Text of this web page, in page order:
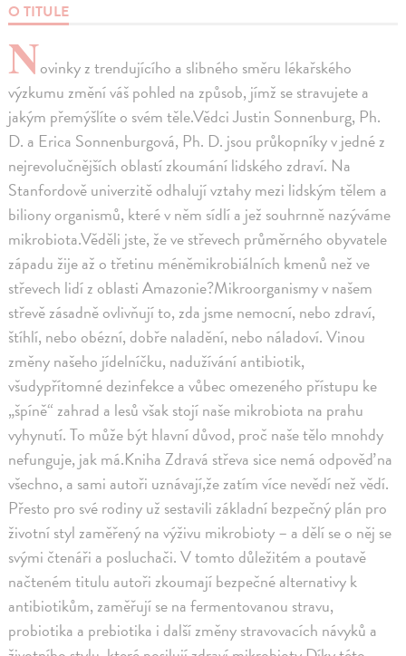
O TITULE
Novinky z trendujícího a slibného směru lékařského
výzkumu změní váš pohled na způsob, jímž se stravujete a
jakým přemýšlíte o svém těle.Vědci Justin Sonnenburg, Ph.
D. a Erica Sonnenburgová, Ph. D. jsou průkopníky v jedné z
nejrevolučnějších oblastí zkoumání lidského zdraví. Na
Stanfordově univerzitě odhalují vztahy mezi lidským tělem a
biliony organismů, které v něm sídlí a jež souhrnně nazýváme
mikrobiota.Věděli jste, že ve střevech průměrného obyvatele
západu žije až o třetinu méněmikrobiálních kmenů než ve
střevech lidí z oblasti Amazonie?Mikroorganismy v našem
střevě zásadně ovlivňují to, zda jsme nemocní, nebo zdraví,
štíhlí, nebo obézní, dobře naladění, nebo náladoví. Vinou
změny našeho jídelníčku, nadužívání antibiotik,
všudypřítomné dezinfekce a vůbec omezeného přístupu ke
„špíně“ zahrad a lesů však stojí naše mikrobiota na prahu
vyhynutí. To může být hlavní důvod, proč naše tělo mnohdy
nefunguje, jak má.Kniha Zdravá střeva sice nemá odpověď na
všechno, a sami autoři uznávají,že zatím více nevědí než vědí.
Přesto pro své rodiny už sestavili základní bezpečný plán pro
životní styl zaměřený na výživu mikrobioty – a dělí se o něj se
svými čtenáři a posluchači. V tomto důležitém a poutavě
načteném titulu autoři zkoumají bezpečné alternativy k
antibiotikům, zaměřují se na fermentovanou stravu,
probiotika a prebiotika i další změny stravovacích návyků a